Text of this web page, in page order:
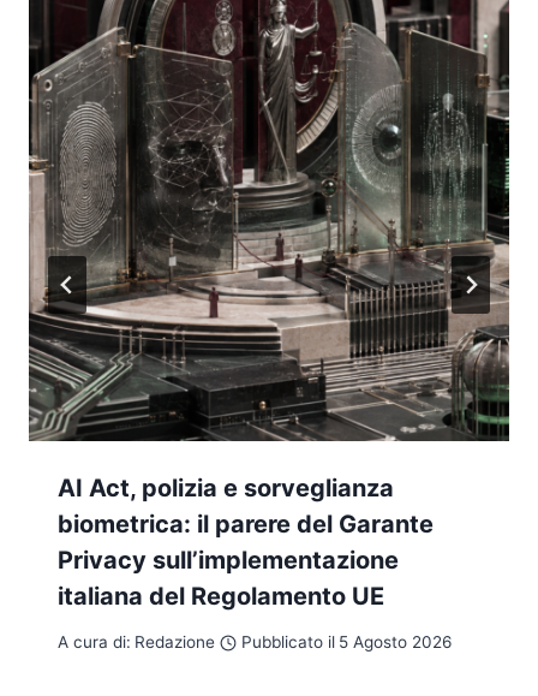
AI Act, polizia e sorveglianza
biometrica: il parere del Garante
Privacy sull’implementazione
italiana del Regolamento UE
A cura di: Redazione Pubblicato il 5 Agosto 2026